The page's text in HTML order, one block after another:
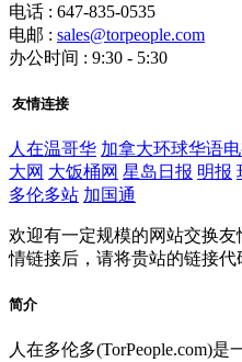
电话 : 647-835-0535
电邮 : sales@torpeople.com
办公时间 : 9:30 - 5:30
友情连接
人在温哥华 加拿大环球华语
大网 大饭桶网 星岛日报 明报
多伦多站 加国通
欢迎有一定规模的网站交换
情链接后，请将贵站的链接代
简介
人在多伦多(TorPeople.com)